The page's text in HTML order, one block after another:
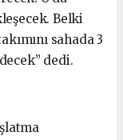
Belki
sahada 3
dedi.